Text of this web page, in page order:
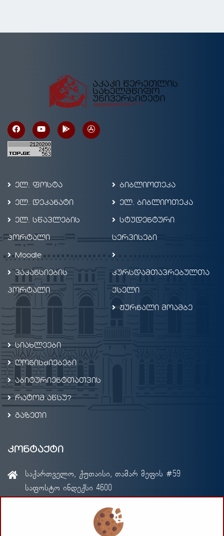
ელ. ფოსტა
ელ. დეკანატი
ელ. სწავლების
პორტალი
Moodle
ვაკანსიების
პორტალი
ბიბლიოთეკა
ელ. ბიბლიოთეკა
სტუდენტური
სერვისები
კურსდამთავრებულთა
ქსელი
ჟურნალი მოამბე
სიახლეები
ღონისძიებები
აბიტურიენტთათვის
რატომ აწსუ?
გაზეთი
კონტაქტი
საქართველო, ქუთაისი, თამარ მეფის #59
საფოსტო ინდექსი 4600